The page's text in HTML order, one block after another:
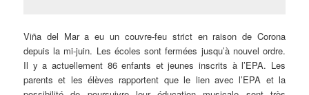
Viña del Mar a eu un couvre-feu strict en raison de Corona
depuis la mi-juin. Les écoles sont fermées jusqu’à nouvel ordre.
Il y a actuellement 86 enfants et jeunes inscrits à l’EPA. Les
parents et les élèves rapportent que le lien avec l’EPA et la